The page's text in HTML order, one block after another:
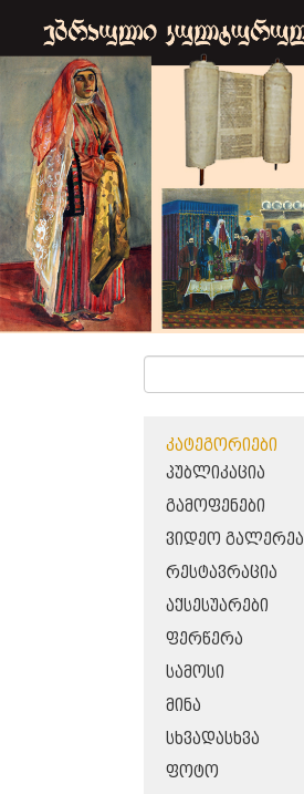
ᲙᲐᲢᲔᲒᲝᲠᲘᲔᲑᲘ
ᲞᲣᲑᲚᲘᲙᲐᲪᲘᲐ
ᲒᲐᲛᲝᲤᲔᲜᲔᲑᲘ
ᲕᲘᲓᲔᲝ ᲒᲐᲚᲔᲠᲔᲐ
ᲠᲔᲡᲢᲐᲕᲠᲐᲪᲘᲐ
ᲐᲥᲡᲔᲡᲣᲐᲠᲔᲑᲘ
ᲤᲔᲠᲬᲔᲠᲐ
ᲡᲐᲛᲝᲡᲘ
ᲛᲘᲜᲐ
ᲡᲮᲕᲐᲓᲐᲡᲮᲕᲐ
ᲤᲝᲢᲝ